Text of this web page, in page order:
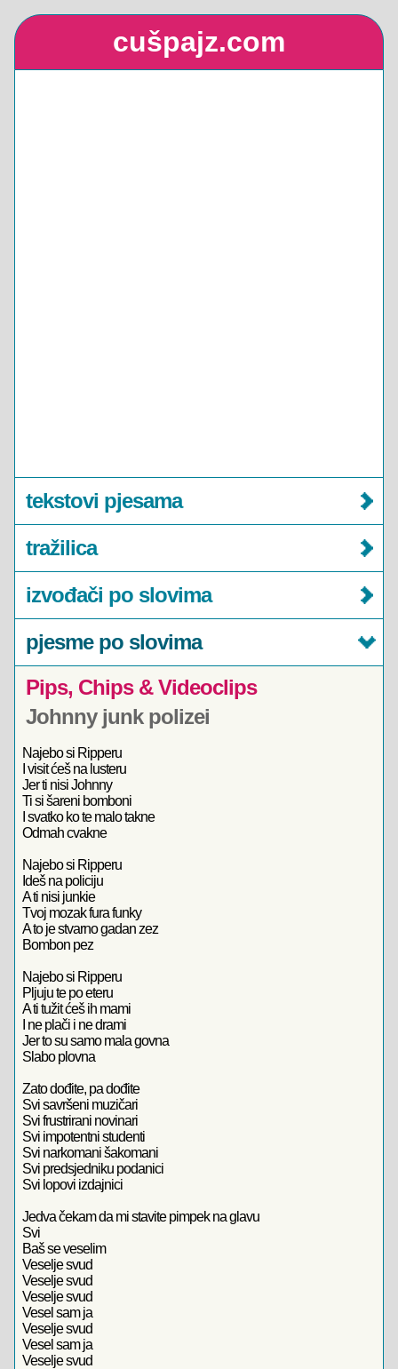
cušpajz.com
tekstovi pjesama
tražilica
izvođači po slovima
pjesme po slovima
Pips, Chips & Videoclips
Johnny junk polizei
Najebo si Ripperu
I visit ćeš na lusteru
Jer ti nisi Johnny
Ti si šareni bomboni
I svatko ko te malo takne
Odmah cvakne
Najebo si Ripperu
Ideš na policiju
A ti nisi junkie
Tvoj mozak fura funky
A to je stvarno gadan zez
Bombon pez
Najebo si Ripperu
Pljuju te po eteru
A ti tužit ćeš ih mami
I ne plači i ne drami
Jer to su samo mala govna
Slabo plovna
Zato dođite, pa dođite
Svi savršeni muzičari
Svi frustrirani novinari
Svi impotentni studenti
Svi narkomani šakomani
Svi predsjedniku podanici
Svi lopovi izdajnici
Jedva čekam da mi stavite pimpek na glavu
Svi
Baš se veselim
Veselje svud
Veselje svud
Veselje svud
Vesel sam ja
Veselje svud
Vesel sam ja
Veselje svud